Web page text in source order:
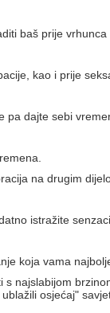
baš prije
kao i prije
dajte sebi
na drugim
istražite
koja vama
najslabijom
osjećaj"